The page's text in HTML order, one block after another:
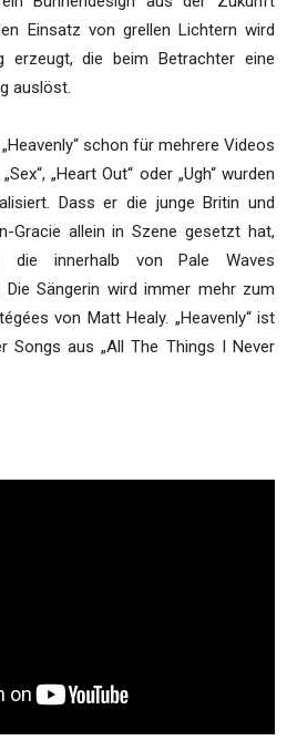
Einsatz von grellen Lichtern wird
erzeugt, die beim Betrachter eine
auslöst.
schon für mehrere Videos
„Heart Out“ oder „Ugh“ wurden
Dass er die junge Britin und
Gracie allein in Szene gesetzt hat,
die innerhalb von Pale Waves
Sängerin wird immer mehr zum
von Matt Healy. „Heavenly“ ist
Songs aus „All The Things I Never